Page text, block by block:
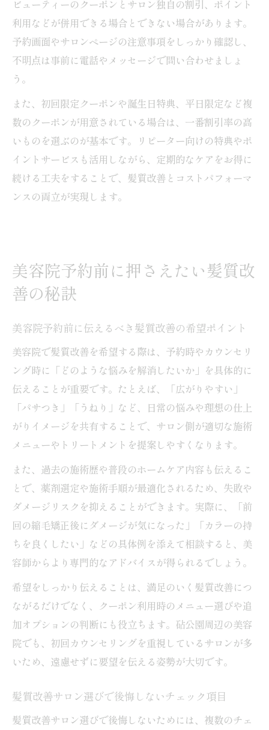
ビューティーのクーポンとサロン独自の割引、ポイント
利用などが併用できる場合とできない場合があります。
予約画面やサロンページの注意事項をしっかり確認し、
不明点は事前に電話やメッセージで問い合わせましょ
う。
また、初回限定クーポンや誕生日特典、平日限定など複
数のクーポンが用意されている場合は、一番割引率の高
いものを選ぶのが基本です。リピーター向けの特典やポ
イントサービスも活用しながら、定期的なケアをお得に
続ける工夫をすることで、髪質改善とコストパフォーマ
ンスの両立が実現します。
美容院予約前に押さえたい髪質改
善の秘訣
美容院予約前に伝えるべき髪質改善の希望ポイント
美容院で髪質改善を希望する際は、予約時やカウンセリ
ング時に「どのような悩みを解消したいか」を具体的に
伝えることが重要です。たとえば、「広がりやすい」
「パサつき」「うねり」など、日常の悩みや理想の仕上
がりイメージを共有することで、サロン側が適切な施術
メニューやトリートメントを提案しやすくなります。
また、過去の施術歴や普段のホームケア内容も伝えるこ
とで、薬剤選定や施術手順が最適化されるため、失敗や
ダメージリスクを抑えることができます。実際に、「前
回の縮毛矯正後にダメージが気になった」「カラーの持
ちを良くしたい」などの具体例を添えて相談すると、美
容師からより専門的なアドバイスが得られるでしょう。
希望をしっかり伝えることは、満足のいく髪質改善につ
ながるだけでなく、クーポン利用時のメニュー選びや追
加オプションの判断にも役立ちます。砧公園周辺の美容
院でも、初回カウンセリングを重視しているサロンが多
いため、遠慮せずに要望を伝える姿勢が大切です。
髪質改善サロン選びで後悔しないチェック項目
髪質改善サロン選びで後悔しないためには、複数のチェ